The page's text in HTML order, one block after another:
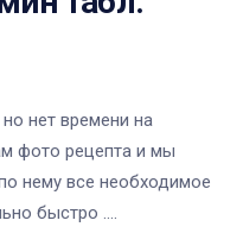
нет времени на
фото рецепта и мы
нему все необходимое
быстро ....